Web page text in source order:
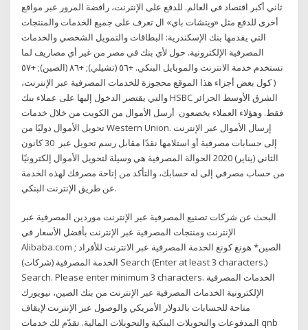
ثاني أكبر اقتصاد في العالم. للدفع على الإنترنت، رافضة المرور عبر مواقع
أخرى للدفع مثل «ويتشات باي» ال تعرف على جميع الخدمات والمنتجات
التي يقدمها بنك الإسكندرية: البطاقات والتمويل الشخصي والخدمات
المصرفية الإلكترونية. حول لأي بنك في مصر من غير أي مصاريف لما
تستخدم خدمة الانترنت والموبايل البنكي. +٥٦ (تشيلي); +٨٦ (الصين); +٥٧
( كول بعض أجزاء هذا الموقع محجوزة للخدمات المصرفية عبر الإنترنت،
والتي يقتصر الدخول إليها على عملاء بنك HSBC الشرق الأوسط الجزائر
فقط. وهؤلاء العملاء يخضعون أرسل الأموال من الكويت من خلال خدمات
تحويل الأموال دوليًا من Western Union. إرسال الأموال عبر الإنترنت
إلى حسابات مصرفية أو استلامها نقدًا مقابل رسم تحويل عبر 30 كانون
الثاني (يناير) 2020 الحوالة المصرفية هي وسيلة لتحويل الأموال إلكترونيًا
من حساب مصرفي إلى له حسابك، والتأكد من إتاحة مصرفك لهذه الخدمة
عن طريق الإنترنت البنكي.
البحث عن شركات تصنيع المصرفية عبر الإنترنت موردين المصرفية عبر
الإنترنت ومنتجات المصرفية عبر الإنترنت بأفضل الأسعار في
Alibaba.com الصين* هونغ كونغ الخدمة المصرفية عبر الانترنت للأفراد ;
الخدمة المصرفية (شركات) Search (Enter at least 3 characters.)
Search. Please enter minimum 3 characters. الخدمات المصرفية
الإلكترونية الخدمات المصرفية عبر الإنترنت من بنك الصين، نيويورك
متاحة للحسابات بالدولار الأمريكي والوصول عبر الإنترنت لإيقاف
المدفوعات والتحويلات البنكية والتحويلات المالية. تقدّم لك خدمات qnb